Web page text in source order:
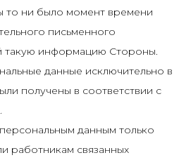
то ни было момент времени
письменного
такую информацию Стороны.
данные исключительно в
получены в соответствии с
данным только
работникам связанных